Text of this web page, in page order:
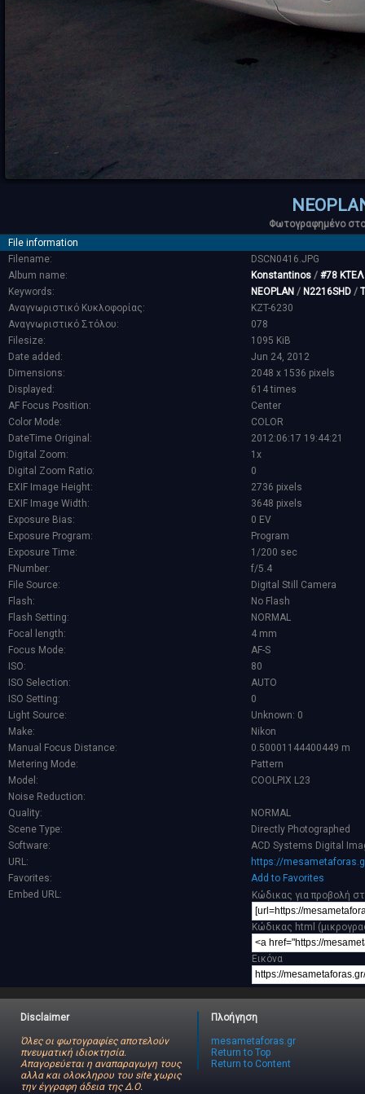
Φωτογραφημένο
File information
Filename:
DSCN0416.JPG
Album name:
Konstantinos / #78
Keywords:
NEOPLAN / N2216SHD /
Αναγνωριστικό Κυκλοφορίας:
KZT-6230
Αναγνωριστικό Στόλου:
078
Filesize:
1095 KiB
Date added:
Jun 24, 2012
Dimensions:
2048 x 1536 pixels
Displayed:
614 times
AF Focus Position:
Center
Color Mode:
COLOR
DateTime Original:
2012:06:17 19:44:21
Digital Zoom:
1x
Digital Zoom Ratio:
0
EXIF Image Height:
2736 pixels
EXIF Image Width:
3648 pixels
Exposure Bias:
0 EV
Exposure Program:
Program
Exposure Time:
1/200 sec
FNumber:
f/5.4
File Source:
Digital Still Camera
Flash:
No Flash
Flash Setting:
NORMAL
Focal length:
4 mm
Focus Mode:
AF-S
ISO:
80
ISO Selection:
AUTO
ISO Setting:
0
Light Source:
Unknown: 0
Make:
Nikon
Manual Focus Distance:
0.50001144400449 m
Metering Mode:
Pattern
Model:
COOLPIX L23
Noise Reduction:
Quality:
NORMAL
Scene Type:
Directly Photographed
Software:
ACD Systems Digital
URL:
https://
Favorites:
Add to Favorites
Embed URL:
Κώδικας για προβολή
Κώδικας html
Εικόνα
Disclaimer
Όλες οι φωτογραφίες αποτελούν
πνευματική ιδιοκτησία.
Απαγορεύεται η αναπαραγωγη τους
αλλα και ολοκληρου του site χωρις
την έγγραφη άδεια της Δ.Ο.
Πλοήγηση
mesametaforas.gr
Return to Top
Return to Content